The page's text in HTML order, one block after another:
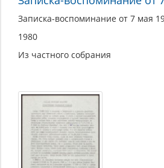
Записка-воспоминание от 7 мая
1980
Из частного собрания